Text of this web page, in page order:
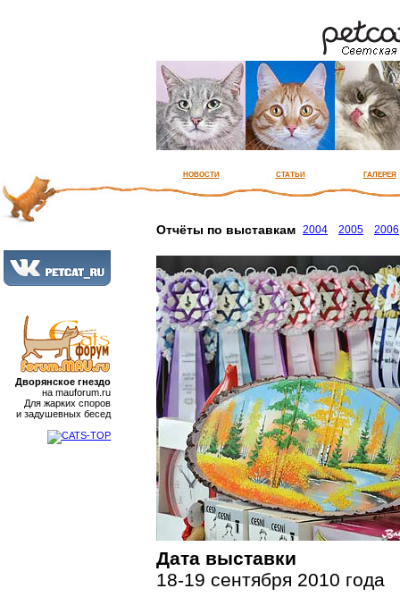
Дворянское гнездо
на mauforum.ru
Для жарких споров
и задушевных бесед
новости статьи галерея
Отчёты по выставкам 2004 2005 2006
Дата выставки
18-19 сентября 2010 года